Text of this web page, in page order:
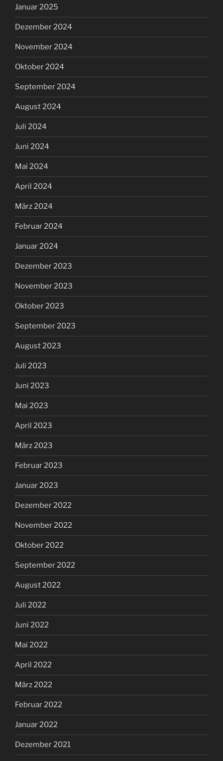
Januar 2025
Dezember 2024
November 2024
Oktober 2024
September 2024
August 2024
Juli 2024
Juni 2024
Mai 2024
April 2024
März 2024
Februar 2024
Januar 2024
Dezember 2023
November 2023
Oktober 2023
September 2023
August 2023
Juli 2023
Juni 2023
Mai 2023
April 2023
März 2023
Februar 2023
Januar 2023
Dezember 2022
November 2022
Oktober 2022
September 2022
August 2022
Juli 2022
Juni 2022
Mai 2022
April 2022
März 2022
Februar 2022
Januar 2022
Dezember 2021